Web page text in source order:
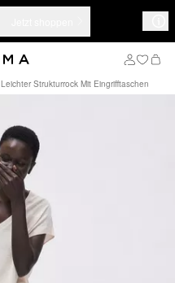
Leichter Strukturrock Mit Eingrifftaschen